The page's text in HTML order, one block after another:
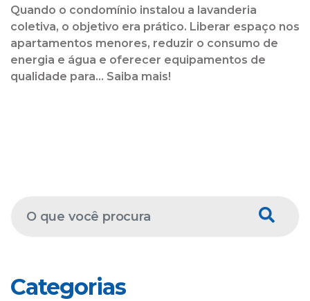
Quando o condomínio instalou a lavanderia
coletiva, o objetivo era prático. Liberar espaço nos
apartamentos menores, reduzir o consumo de
energia e água e oferecer equipamentos de
qualidade para... Saiba mais!
Categorias